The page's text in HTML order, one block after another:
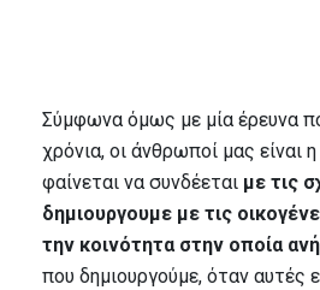
Σύμφωνα όμως με μία έρευνα
χρόνια, οι άνθρωποί μας είναι
φαίνεται να συνδέεται με τις
δημιουργουμε με τις
την κοινότητα στην οποία
που δημιουργούμε, όταν αυτές